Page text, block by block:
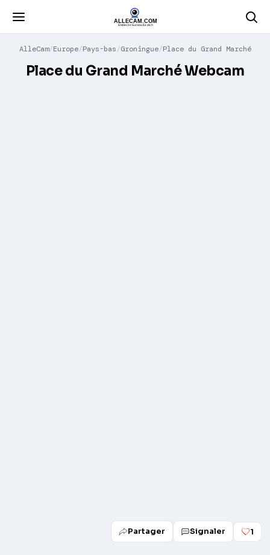
AlleCam Europe Pays-bas Groningue Place du Grand Marché
Place du Grand Marché Webcam
Partager Signaler 1